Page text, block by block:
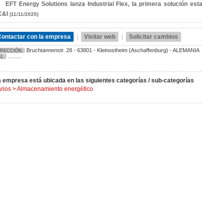
EFT Energy Solutions lanza Industrial Flex, la primera solución
(11/11/2025)
con la empresa Visitar web Solicitar cambios
Bruchtannenstr. 28 - 63801 - Kleinostheim (Aschaffenburg) - ALEMANIA
empresa está ubicada en las siguientes categorías / sub-categorías
>Almacenamiento energético